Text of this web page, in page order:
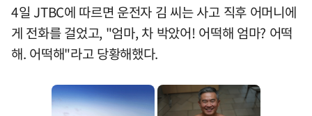
4일 JTBC에 따르면 운전자 김 씨는 사고 직후 어머니에
게 전화를 걸었고, "엄마, 차 박았어! 어떡해 엄마? 어떡
해. 어떡해"라고 당황해했다.